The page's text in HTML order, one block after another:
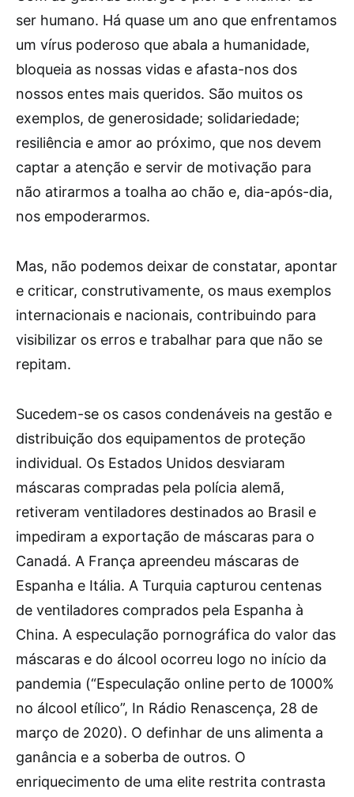
ser humano. Há quase um ano que enfrentamos
um vírus poderoso que abala a humanidade,
bloqueia as nossas vidas e afasta-nos dos
nossos entes mais queridos. São muitos os
exemplos, de generosidade; solidariedade;
resiliência e amor ao próximo, que nos devem
captar a atenção e servir de motivação para
não atirarmos a toalha ao chão e, dia-após-dia,
nos empoderarmos.
Mas, não podemos deixar de constatar, apontar
e criticar, construtivamente, os maus exemplos
internacionais e nacionais, contribuindo para
visibilizar os erros e trabalhar para que não se
repitam.
Sucedem-se os casos condenáveis na gestão e
distribuição dos equipamentos de proteção
individual. Os Estados Unidos desviaram
máscaras compradas pela polícia alemã,
retiveram ventiladores destinados ao Brasil e
impediram a exportação de máscaras para o
Canadá. A França apreendeu máscaras de
Espanha e Itália. A Turquia capturou centenas
de ventiladores comprados pela Espanha à
China. A especulação pornográfica do valor das
máscaras e do álcool ocorreu logo no início da
pandemia (“Especulação online perto de 1000%
no álcool etílico”, In Rádio Renascença, 28 de
março de 2020). O definhar de uns alimenta a
ganância e a soberba de outros. O
enriquecimento de uma elite restrita contrasta